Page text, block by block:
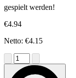
gespielt werden!
€4.94
Netto: €4.15